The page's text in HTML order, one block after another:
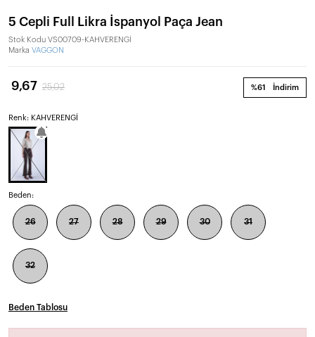
5 Cepli Full Likra İspanyol Paça Jean
Stok Kodu VS00709-KAHVERENGİ
Marka VAGGON
%61 İndirim
9,67 25,02
Renk: KAHVERENGİ
Beden:
26 27 28 29 30 31
32
Beden Tablosu